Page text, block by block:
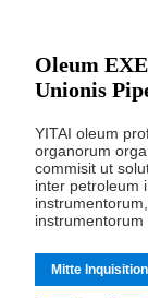
Oleum
Unionis
YITAI oleum
organorum
commisit ut
inter petroleum
Mitte